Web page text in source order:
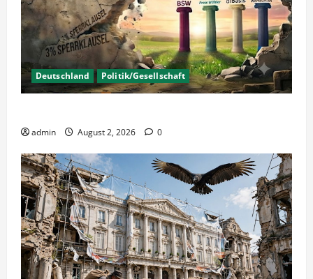
Deutschland Politik/Gesellschaft
admin August 2, 2026 0